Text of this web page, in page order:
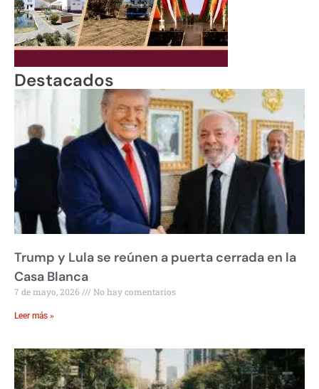
Destacados
Trump y Lula se reúnen a puerta cerrada en la
Casa Blanca
7 de mayo, 2026 No hay comentarios
Leer más »